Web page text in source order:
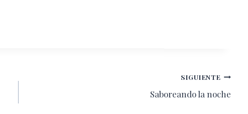
SIGUIENTE
Saboreando la noche